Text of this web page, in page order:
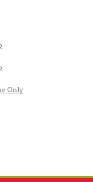
Only